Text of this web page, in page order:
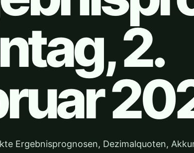
2.
Ergebnisprognosen, Dezimalquoten,